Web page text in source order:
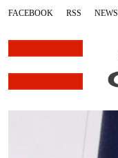
FACEBOOK RSS NEWS